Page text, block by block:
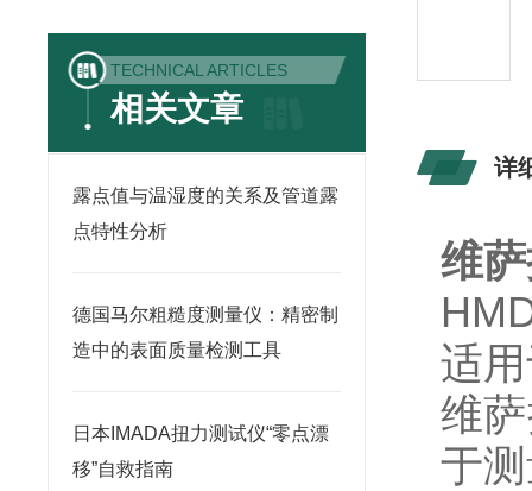
TECHNICAL ARTICLES
相关文章
露点值与温湿度的关系及管道露
点特性分析
德国马尔粗糙度测量仪：精密制
造中的表面质量检测工具
日本IMADA扭力测试仪“零点漂
移”自救指南
详
维
适
维
于